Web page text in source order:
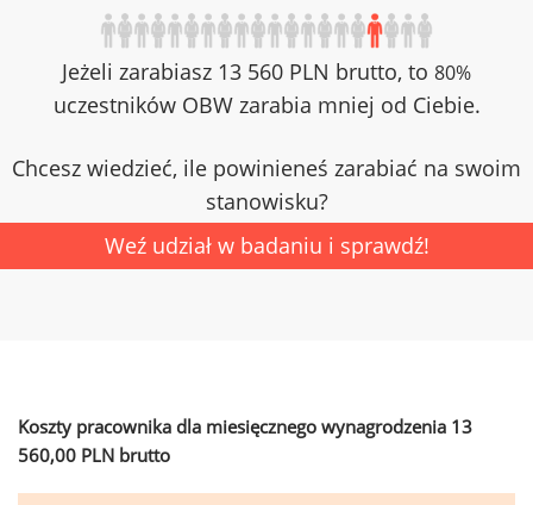
Jeżeli zarabiasz 13 560 PLN brutto, to 80%
uczestników OBW zarabia mniej od Ciebie.
Chcesz wiedzieć, ile powinieneś zarabiać na swoim
stanowisku?
Weź udział w badaniu i sprawdź!
Koszty pracownika dla miesięcznego wynagrodzenia 13
560,00 PLN brutto